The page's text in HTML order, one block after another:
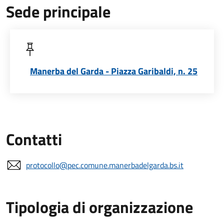
Sede principale
Manerba del Garda - Piazza Garibaldi, n. 25
Contatti
protocollo@pec.comune.manerbadelgarda.bs.it
Tipologia di organizzazione